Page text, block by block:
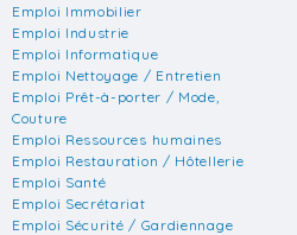
Emploi Immobilier
Emploi Industrie
Emploi Informatique
Emploi Nettoyage / Entretien
Emploi Prêt-à-porter / Mode,
Couture
Emploi Ressources humaines
Emploi Restauration / Hôtellerie
Emploi Santé
Emploi Secrétariat
Emploi Sécurité / Gardiennage